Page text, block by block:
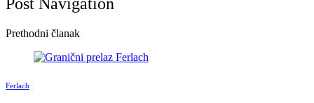
Prethodni članak
Ferlach